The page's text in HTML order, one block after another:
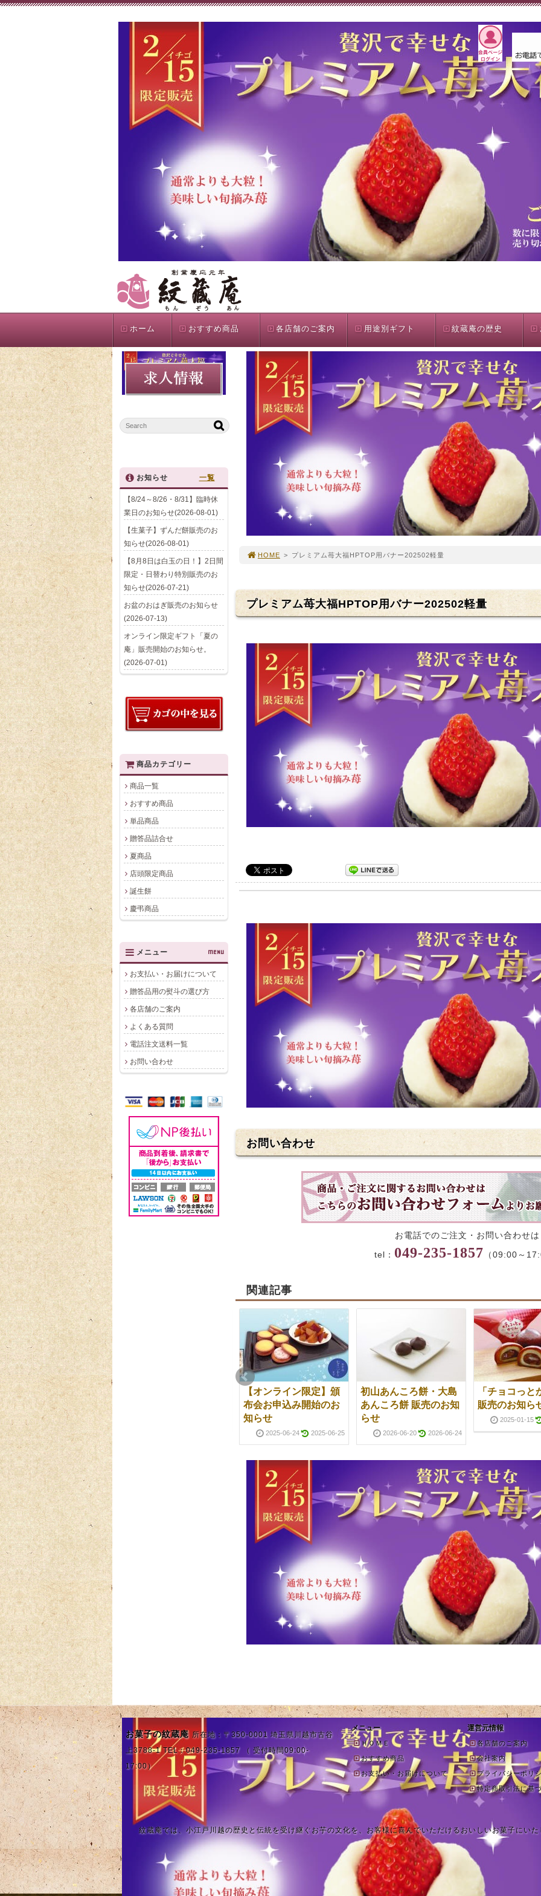
ホーム おすすめ商品 各店舗のご案内 用途別ギフト 紋蔵庵の歴史
HOME > プレミアム苺大福HPTOP用バナー202502軽量
プレミアム苺大福HPTOP用バナー202502軽量
お問い合わせ
お電話でのご注文・お問い合わせは
tel： 049-235-1857 （09:00～
関連記事
喜多院門前店 臨時休業
のお知らせ
2023-10-13
【オンライン限定】頒
布会お申込み開始のお
知らせ
2025-06-24 2025-06-25
初山あんころ餅・大島
あんころ餅 販売のお知
らせ
2026-06-20 2026-06-24
「チョコっと
販売のお知ら
2025-01-15
【季節限定】かしわ餅
販売のご案内
2026-03-27 2026-04-23
お知らせ 一覧
【8/24～8/26・8/31】臨時休
業日のお知らせ(2026-08-01)
【生菓子】ずんだ餅販売のお
知らせ(2026-08-01)
【8月8日は白玉の日！】2日間
限定・日替わり特別販売のお
知らせ(2026-07-21)
お盆のおはぎ販売のお知らせ
(2026-07-13)
オンライン限定ギフト「夏の
庵」販売開始のお知らせ。
(2026-07-01)
商品カテゴリー
商品一覧
おすすめ商品
単品商品
贈答品詰合せ
夏商品
店頭限定商品
誕生餅
慶弔商品
メニュー MENU
お支払い・お届けについて
贈答品用の熨斗の選び方
各店舗のご案内
よくある質問
電話注文送料一覧
お問い合わせ
お菓子の紋蔵庵 所在地：〒350-0001 埼玉県川越市古谷
上3788-1 TEL：049-235-1857 （ 受付時間09:00-
17:00）
メニュー
ＨＯＭＥ
おすすめ商品
お支払い・お届けについて
運営元情報
各店舗のご案内
会社案内
プライバシーポリ
特定商取引法に基
紋蔵庵では、小江戸川越の歴史と伝統を受け継ぐお芋の文化を、お客様に喜んでいただけるおいしいお菓子にい